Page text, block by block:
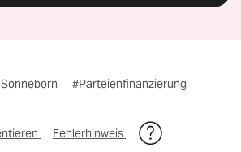
#Parteienfinanzierung
Fehlerhinweis